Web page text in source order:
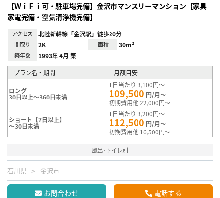
【ＷｉＦｉ可・駐車場完備】金沢市マンスリーマンション【家具
家電完備・空気清浄機完備】
アクセス 北陸新幹線「金沢駅」徒歩20分
間取り 2K 面積 30m²
築年数 1993年 4月 築
プラン名・期間 月額目安
ロング
30日以上～360日未満
1日当たり 3,100円～
109,500 円/月～
初期費用他 22,000円～
ショート【7日以上】
～30日未満
1日当たり 3,200円～
112,500 円/月～
初期費用他 16,500円～
風呂･トイレ別
石川県 金沢市
お問合わせ 電話する